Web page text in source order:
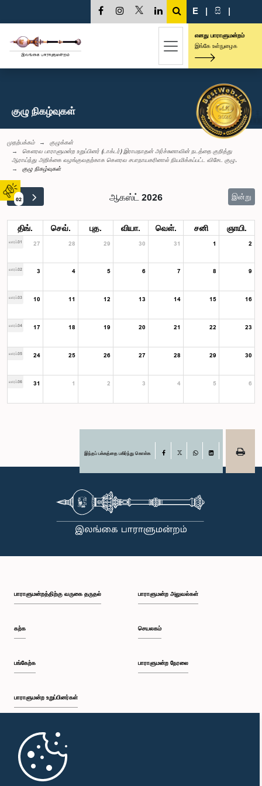
02
E | සි |
எனது பாராளுமன்றம்
இங்கே உள்நுழைக
குழு நிகழ்வுகள்
முதற்பக்கம்
குழுக்கள்
கௌரவ பாராளுமன்ற உறுப்பினர் (டாக்டர்) இராமநாதன் அர்ச்சுனாவின் நடத்தை குறித்து
ஆராய்ந்து அறிக்கை வழங்குவதற்காக கௌரவ சபாநாயகரினால் நியமிக்கப்பட்ட விசேட குழு.
குழு நிகழ்வுகள்
ஆகஸ்ட் 2026 இன்று
திங். செவ். புத. வியா. வெள். சனி ஞாயி.
வாரம்31 27 28 29 30 31 1 2
வாரம்32 3 4 5 6 7 8 9
வாரம்33 10 11 12 13 14 15 16
வாரம்34 17 18 19 20 21 22 23
வாரம்35 24 25 26 27 28 29 30
வாரம்36 31 1 2 3 4 5 6
இந்தப் பக்கத்தை பகிர்ந்து கொள்க Facebook
பாராளுமன்றத்திற்கு வருகை தருதல்
கற்க
பங்கேற்க
பாராளுமன்ற உறுப்பினர்கள்
முதற்பக்கம்
பாராளுமன்ற அலுவல்கள்
செயலகம்
பாராளுமன்ற நேரலை
பாராளுமன்ற கையடக்க செயலி